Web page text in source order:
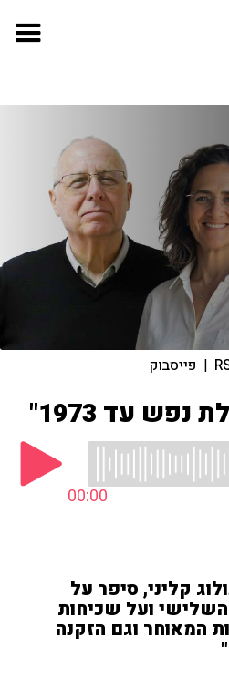
| פייסבוק
עד 1973"
00:00
קליני, סיפר על
השלישי ועל שכיחות
המאוחר וגם הזקנה